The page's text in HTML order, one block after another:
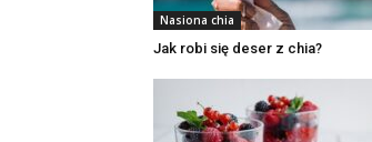
Nasiona chia
Jak robi się deser z chia?